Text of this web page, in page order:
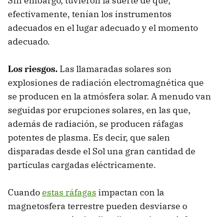
efectivamente, tenían los instrumentos
adecuados en el lugar adecuado y el momento
adecuado.
Los riesgos. Las llamaradas solares son
explosiones de radiación electromagnética que
se producen en la atmósfera solar. A menudo van
seguidas por erupciones solares, en las que,
además de radiación, se producen ráfagas
potentes de plasma. Es decir, que salen
disparadas desde el Sol una gran cantidad de
partículas cargadas eléctricamente.
Cuandoestas ráfagas impactan con la
magnetosfera terrestre pueden desviarse o